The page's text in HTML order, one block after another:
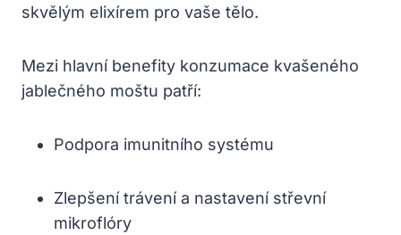
skvělým elixírem pro vaše tělo.
Mezi hlavní benefity konzumace kvašeného
jablečného moštu patří:
Podpora imunitního systému
Zlepšení trávení a nastavení střevní
mikroflóry